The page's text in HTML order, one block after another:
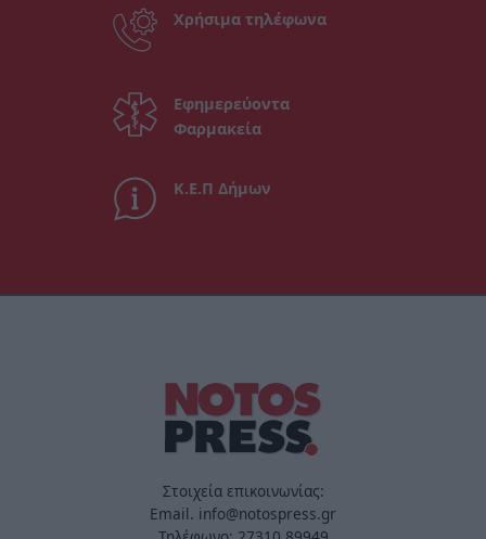
Χρήσιμα τηλέφωνα
Εφημερεύοντα
Φαρμακεία
Κ.Ε.Π Δήμων
Στοιχεία επικοινωνίας:
Email. info@notospress.gr